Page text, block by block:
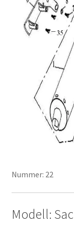
Nummer: 22
Modell: